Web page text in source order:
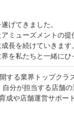
げてきました。
ミューズメントの
長を続けていきます
を私たちと一緒に
する業界トップクラ
分が担当する店舗
成や店舗運営サポー